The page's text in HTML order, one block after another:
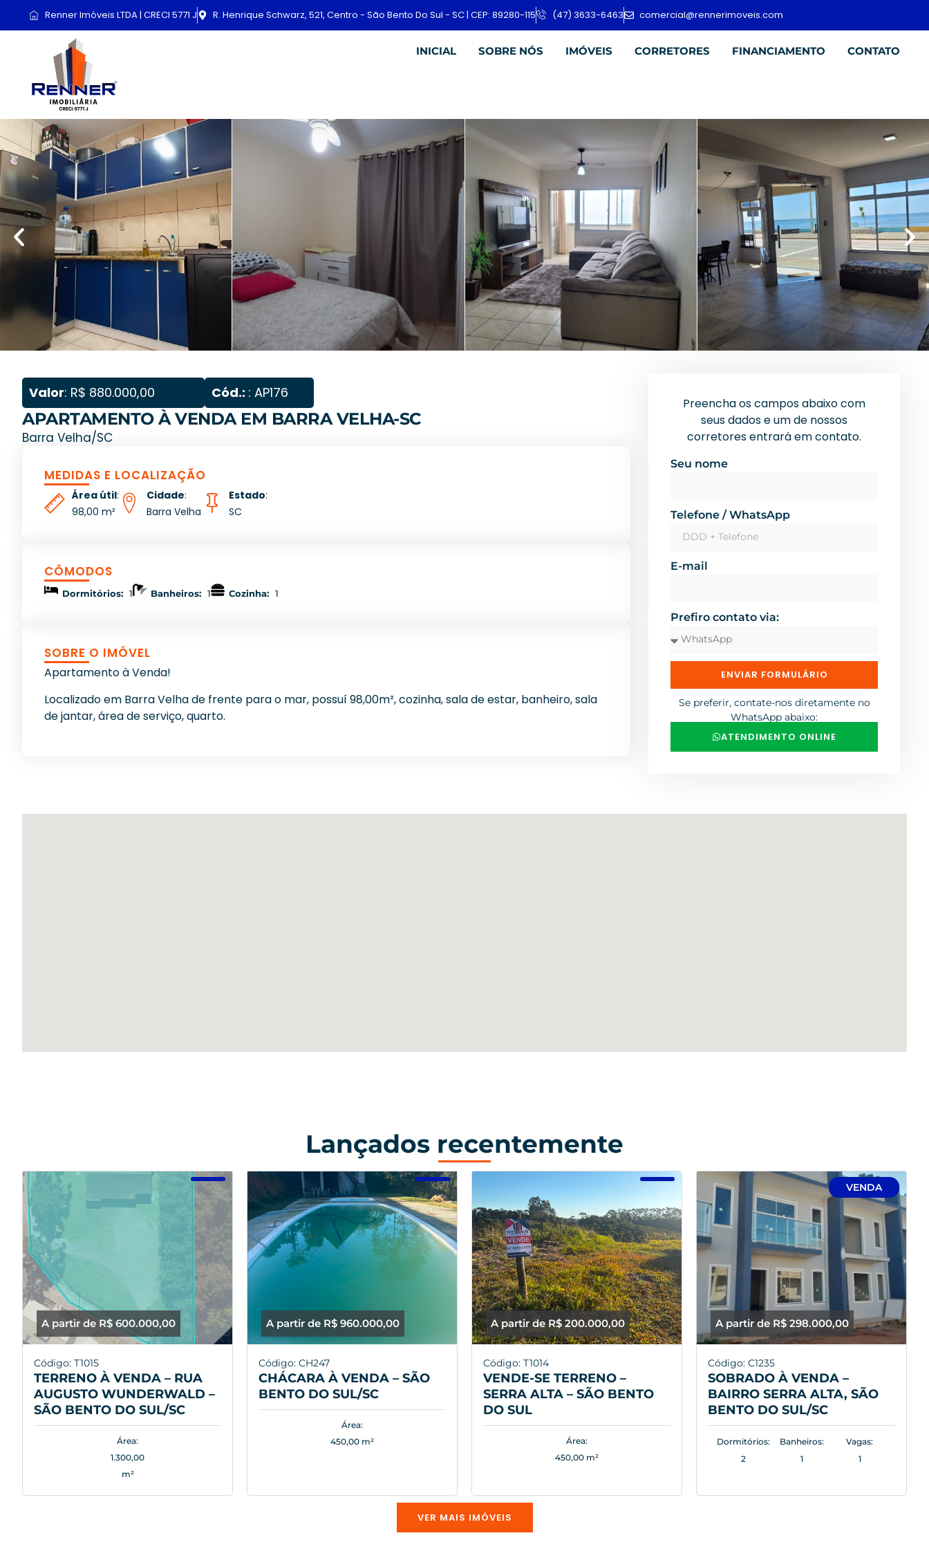
Renner Imóveis LTDA | CRECI 5771 J R. Henrique Schwarz, 521, Centro - São Bento Do Sul - SC | CEP: 89280-115 (47) 3633-6463 comercial@rennerimoveis.com
INICIAL SOBRE NÓS IMÓVEIS CORRETORES FINANCIAMENTO CONTATO
Valor: R$ 880.000,00 Cód.: : AP176
APARTAMENTO À VENDA EM BARRA VELHA-SC
Barra Velha/SC
MEDIDAS E LOCALIZAÇÃO
Área útil:
98,00 m²
Cidade:
Barra Velha
Estado:
SC
CÔMODOS
Dormitórios: 1 Banheiros: 1 Cozinha: 1
SOBRE O IMÓVEL
Apartamento à Venda!
Localizado em Barra Velha de frente para o mar, possuí 98,00m², cozinha, sala de estar, banheiro, sala
de jantar, área de serviço, quarto.
Preencha os campos abaixo com
seus dados e um de nossos
corretores entrará em contato.
Seu nome
Telefone / WhatsApp
E-mail
Prefiro contato via:
ENVIAR FORMULÁRIO
Se preferir, contate-nos diretamente no
WhatsApp abaixo:
ATENDIMENTO ONLINE
Lançados recentemente
A partir de R$ 600.000,00
Código: T1015
TERRENO À VENDA – RUA
AUGUSTO WUNDERWALD –
SÃO BENTO DO SUL/SC
Área:
1.300,00
m²
A partir de R$ 960.000,00
Código: CH247
CHÁCARA À VENDA – SÃO
BENTO DO SUL/SC
Área:
450,00 m²
A partir de R$ 200.000,00
Código: T1014
VENDE-SE TERRENO –
SERRA ALTA – SÃO BENTO
DO SUL
Área:
450,00 m²
A partir de R$ 298.000,00
VENDA
Código: C1235
SOBRADO À VENDA –
BAIRRO SERRA ALTA, SÃO
BENTO DO SUL/SC
Dormitórios:
2
Banheiros:
1
Vagas:
1
VER MAIS IMÓVEIS